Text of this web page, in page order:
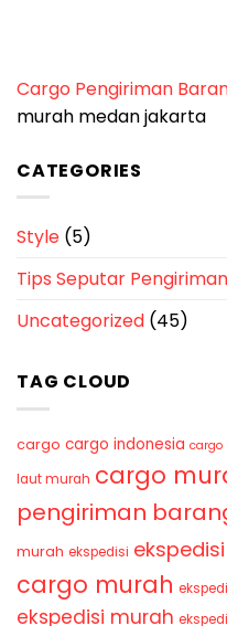
Cargo Pengiriman
murah medan jakarta
CATEGORIES
Style (5)
Tips Seputar Pengiriman
Uncategorized (45)
TAG CLOUD
cargo cargo indonesia cargo
laut murah cargo
pengiriman
murah ekspedisi
cargo murah
ekspedisi murah